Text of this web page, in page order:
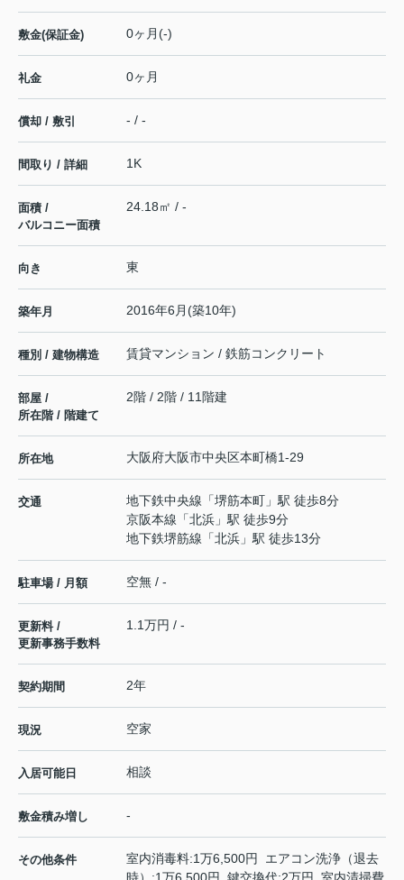
敷金(保証金) 0ヶ月(-)
礼金 0ヶ月
償却 / 敷引 - / -
間取り / 詳細 1K
面積 /
バルコニー面積
24.18㎡ / -
向き 東
築年月 2016年6月(築10年)
種別 / 建物構造 賃貸マンション / 鉄筋コンクリート
部屋 /
所在階 / 階建て
2階 / 2階 / 11階建
所在地 大阪府大阪市中央区本町橋1-29
交通 地下鉄中央線 「堺筋本町 」駅 徒歩8分
京阪本線 「北浜 」駅 徒歩9分
地下鉄堺筋線 「北浜 」駅 徒歩13分
駐車場 / 月額 空無 / -
更新料 /
更新事務手数料
1.1万円 / -
契約期間 2年
現況 空家
入居可能日 相談
敷金積み増し -
その他条件
室内消毒料:1万6,500円 エアコン洗浄（退去